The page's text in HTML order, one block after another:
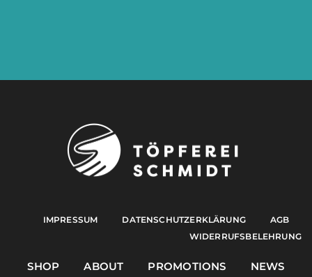
IMPRESSUM DATENSCHUTZERKLÄRUNG
AGB
WIDERRUFSBELEHRUNG
SHOP ABOUT PROMOTIONS NEWS